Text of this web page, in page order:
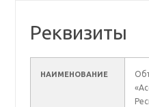
Реквизиты
НАИМЕНОВАНИЕ